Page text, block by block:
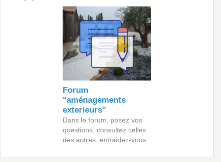
Forum
"aménagements
exterieurs"
Dans le forum, posez vos
questions, consultez celles
des autres, entraidez-vous.